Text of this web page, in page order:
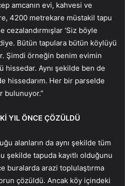
amcanın evi, kahvesi ve
4200 metrekare müstakil tapu
‘Siz böyle
Bütün tapulara bütün köylüyü
Şimdi örneğin benim evimin
Aynı şekilde ben de
hissedarım. Her bir parselde
bulunuyor.”
YIL ÖNCE ÇÖZÜLDÜ
alanların da aynı şekilde tüm
şekilde tapuda kayıtlı olduğunu
buralarda arazi toplulaştırma
çözüldü. Ancak köy içindeki